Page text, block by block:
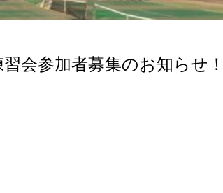
会参加者募集のお知らせ